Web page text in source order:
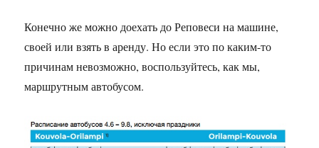
Конечно же можно доехать до Реповеси на машине,
своей или взять в аренду. Но если это по каким-то
причинам невозможно, воспользуйтесь, как мы,
маршрутным автобусом.